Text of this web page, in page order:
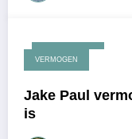
april 24, 2026
VERMOGEN
Jake Paul
is